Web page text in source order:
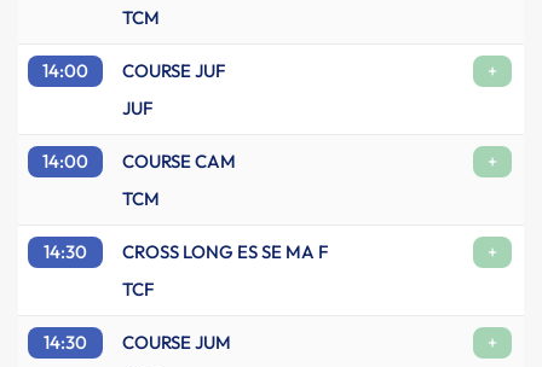
TCM
14:00 COURSE JUF
+
JUF
14:00 COURSE CAM
+
TCM
14:30 CROSS LONG ES SE MA F
+
TCF
14:30 COURSE JUM
+